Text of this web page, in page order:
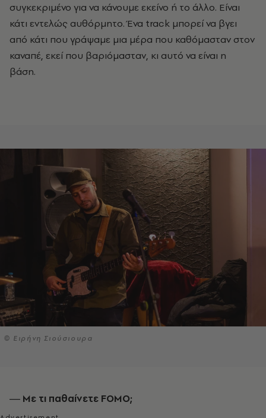
συγκεκριμένο για να κάνουμε εκείνο ή το άλλο. Είναι
κάτι εντελώς αυθόρμητο. Ένα track μπορεί να βγει
από κάτι που γράψαμε μια μέρα που καθόμασταν στον
καναπέ, εκεί που βαριόμασταν, κι αυτό να είναι η
βάση.
© Ειρήνη Σιούσιουρα
― Με τι παθαίνετε FOMO;